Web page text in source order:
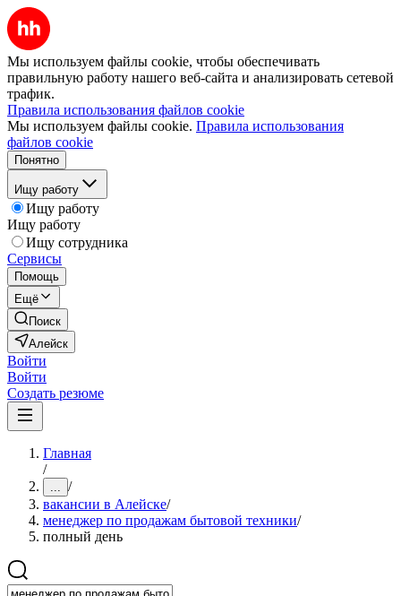
Мы используем файлы cookie, чтобы обеспечивать
правильную работу нашего веб-сайта и анализировать сетевой
трафик.
Правила использования файлов cookie
Мы используем файлы cookie. Правила использования
файлов cookie
Понятно
Ищу работу
Ищу работу
Ищу работу
Ищу сотрудника
Сервисы
Помощь
Ещё
Поиск
Алейск
Войти
Войти
Создать резюме
Главная
/
... /
вакансии в Алейске/
менеджер по продажам бытовой техники/
полный день